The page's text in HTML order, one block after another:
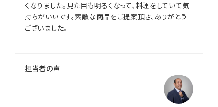
くなりました。見た目も明るくなって、料理をしていて気
持ちがいいです。素敵な商品をご提案頂き、ありがとう
ございました。
担当者の声